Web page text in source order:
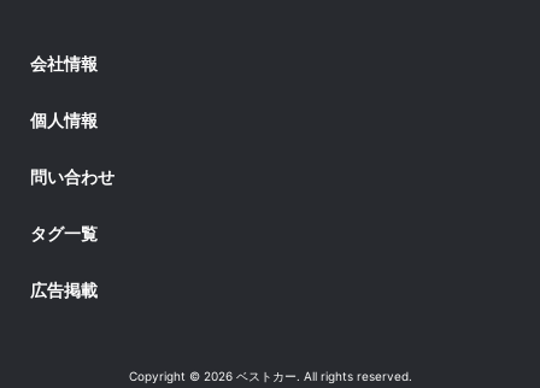
会社情報
個人情報
問い合わせ
タグ一覧
広告掲載
Copyright © 2026 ベストカー. All rights reserved.